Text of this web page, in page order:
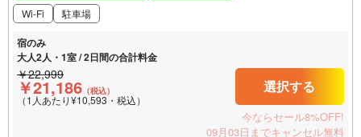
Wi-Fi
駐車場
宿のみ
大人2人・1室 / 2日間の合計料金
￥22,999
￥21,186 （税込）
（1人あたり¥10,593・税込）
選択する
今ならセール8%OFF!
09月03日までキャンセル無料